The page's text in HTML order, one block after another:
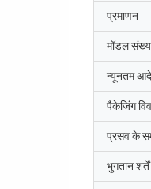
प्रमाणन
मॉडल
न्यूनतम
पैकेजिंग
प्रसव के
भुगतान शर्तें